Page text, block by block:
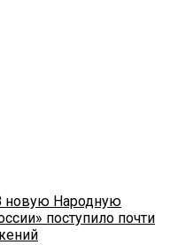
новую Народную
поступило почти